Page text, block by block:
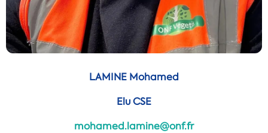
LAMINE Mohamed
Elu CSE
mohamed.lamine@onf.fr